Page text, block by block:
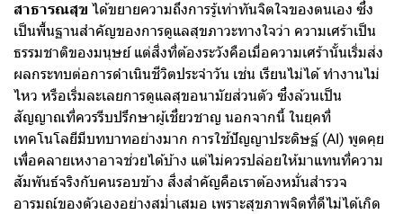
สาธารณสุข ได้ขยายความถึงการรู้เท่าทันจิตใจของตนเอง ซึ่ง
เป็นพื้นฐานสำคัญของการดูแลสุขภาวะทางใจว่า ความเศร้าเป็น
ธรรมชาติของมนุษย์ แต่สิ่งที่ต้องระวังคือเมื่อความเศร้านั้นเริ่มส่ง
ผลกระทบต่อการดำเนินชีวิตประจำวัน เช่น เรียนไม่ได้ ทำงานไม่
ไหว หรือเริ่มละเลยการดูแลสุขอนามัยส่วนตัว ซึ่งล้วนเป็น
สัญญาณที่ควรรีบปรึกษาผู้เชี่ยวชาญ นอกจากนี้ ในยุคที่
เทคโนโลยีมีบทบาทอย่างมาก การใช้ปัญญาประดิษฐ์ (AI) พูดคุย
เพื่อคลายเหงาอาจช่วยได้บ้าง แต่ไม่ควรปล่อยให้มาแทนที่ความ
สัมพันธ์จริงกับคนรอบข้าง สิ่งสำคัญคือเราต้องหมั่นสำรวจ
อารมณ์ของตัวเองอย่างสม่ำเสมอ เพราะสุขภาพจิตที่ดีไม่ได้เกิด